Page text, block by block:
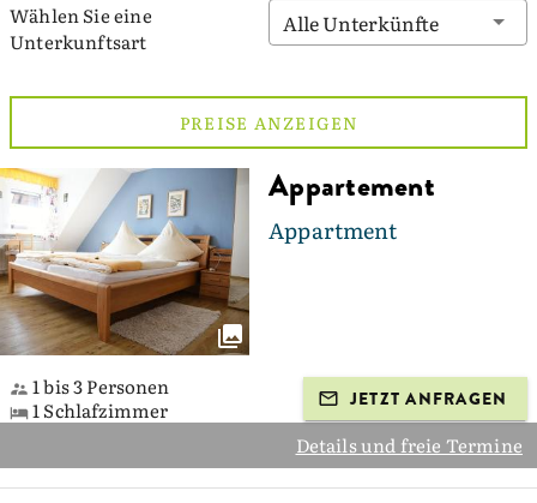
Wählen Sie eine
Unterkunftsart
Alle Unterkünfte
PREISE ANZEIGEN
Appartement
Appartment
1 bis 3 Personen
1 Schlafzimmer
JETZT ANFRAGEN
Details und freie Termine